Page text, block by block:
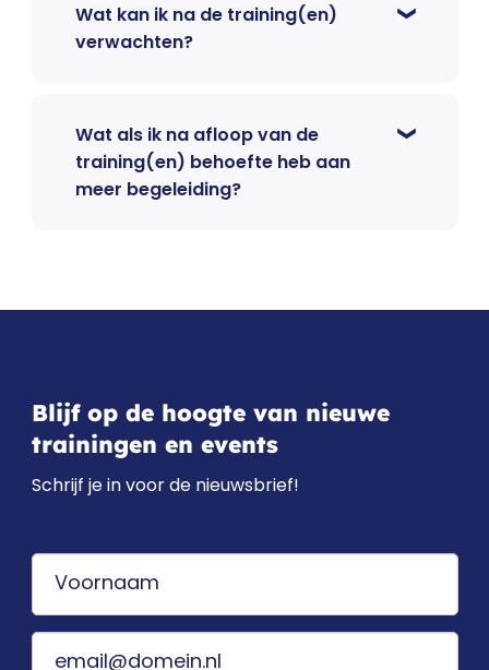
Wat kan ik na de training(en)
verwachten?
Wat als ik na afloop van de
training(en) behoefte heb aan
meer begeleiding?
Blijf op de hoogte van nieuwe
trainingen en events
Schrijf je in voor de nieuwsbrief!